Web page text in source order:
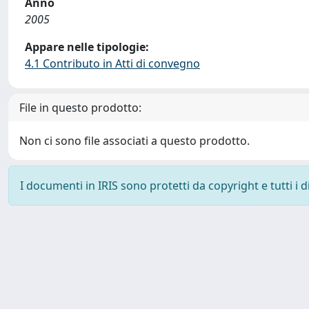
2005
Appare nelle tipologie:
4.1 Contributo in Atti di convegno
File in questo prodotto:
Non ci sono file associati a questo prodotto.
I documenti in IRIS sono protetti da copyright e tutti i